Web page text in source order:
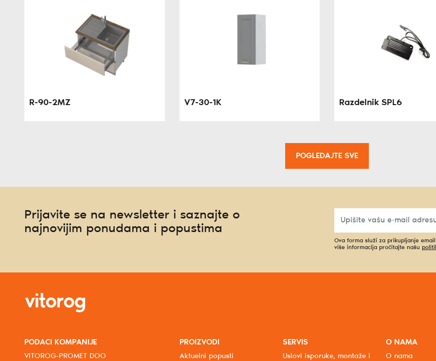
R-90-2MZ V7-30-1K Razdelnik SPL6
POGLEDAJTE SVE
Prijavite se na newsletter i saznajte o
najnovijim ponudama i popustima
Ova forma služi za prikupljanje
više informacija pročitajte našu
PODACI KOMPANIJE
VITOROG-PROMET DOO
PROIZVODI
Aktuelni popusti
SERVIS
Uslovi isporuke, montaže i
O NAMA
O nama